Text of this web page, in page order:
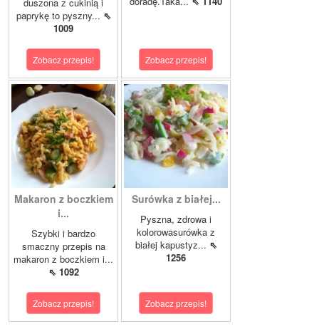
duszona z cukinią i
paprykę to pyszny... ⇖
1009
Zobacz przepis! Zobacz przepis!
Makaron z boczkiem
i...
Szybki i bardzo
smaczny przepis na
makaron z boczkiem i...
⇖ 1092
Zobacz przepis!
Surówka z białej...
Pyszna, zdrowa i
kolorowasurówka z
białej kapustyz... ⇖
1256
Zobacz przepis!